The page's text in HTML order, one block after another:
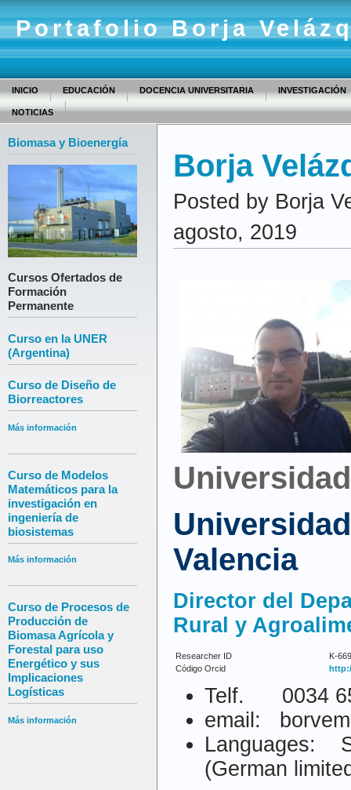
Portafolio Borja
INICIO EDUCACIÓN DOCENCIA UNIVERSITARIA INVESTIGACIÓN
NOTICIAS
Biomasa y Bioenergía
Cursos Ofertados de
Formación
Permanente
Curso en la UNER
(Argentina)
Curso de Diseño de
Biorreactores
Más información
Curso de Modelos
Matemáticos para la
investigación en
ingeniería de
biosistemas
Más información
Curso de Procesos de
Producción de
Biomasa Agrícola y
Forestal para uso
Energético y sus
Implicaciones
Logísticas
Más información
Borja
Posted by Borja
agosto, 2019
Universidad
Valencia
Director del
Rural y
Researcher ID
K-
Código Orcid
Telf. 0034
email:
Languages:
(German